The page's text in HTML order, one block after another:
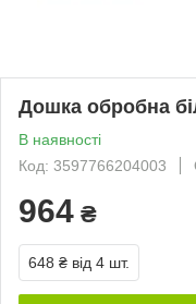
Дошка обробна
В наявності
Код: 3597766204003
964 ₴
648 ₴ від 4 шт.